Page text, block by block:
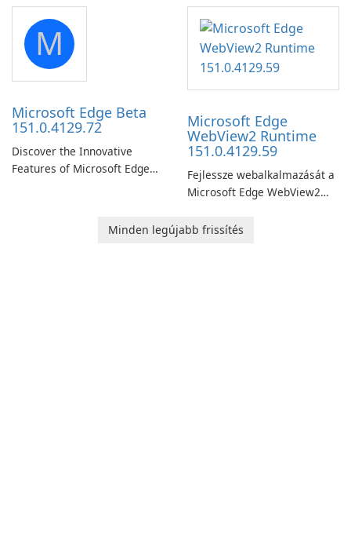
portable media on any
computer running Microsoft
Windows.
M
Microsoft Edge Beta
151.0.4129.72
Discover the Innovative
Features of Microsoft Edge
Corporation, is shaping the
Microsoft Edge
WebView2 Runtime
151.0.4129.59
Fejlessze webalkalmazását a
Microsoft Edge WebView2
Minden legújabb frissítés